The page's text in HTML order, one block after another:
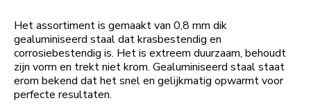
Het assortiment is gemaakt van 0,8 mm dik
gealuminiseerd staal dat krasbestendig en
corrosiebestendig is. Het is extreem duurzaam, behoudt
zijn vorm en trekt niet krom. Gealuminiseerd staal staat
erom bekend dat het snel en gelijkmatig opwarmt voor
perfecte resultaten.